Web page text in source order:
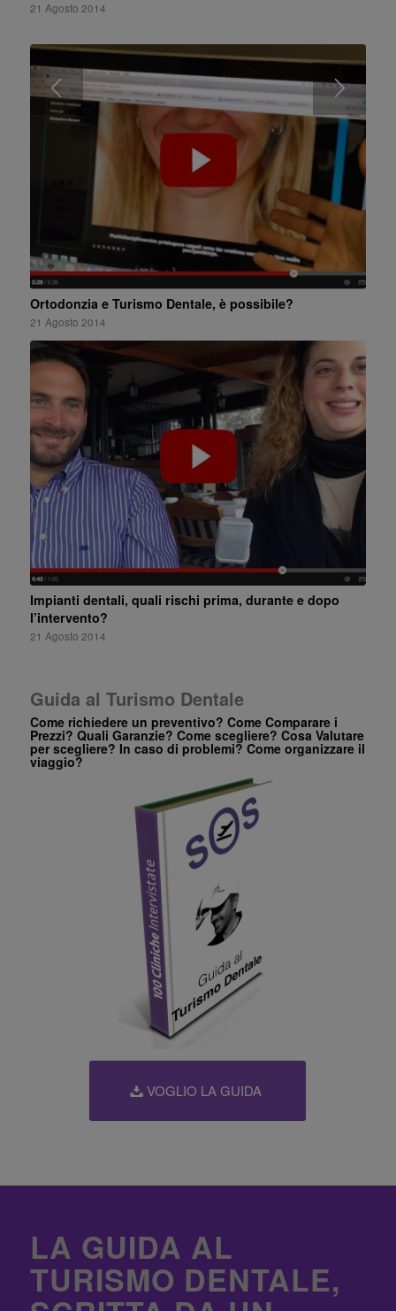
21 Agosto 2014
Ortodonzia e Turismo Dentale, è possibile?
21 Agosto 2014
Impianti dentali, quali rischi prima, durante e dopo
l’intervento?
21 Agosto 2014
Guida al Turismo Dentale
Come richiedere un preventivo? Come Comparare i
Prezzi? Quali Garanzie? Come scegliere? Cosa Valutare
per scegliere? In caso di problemi? Come organizzare il
viaggio?
VOGLIO LA GUIDA
LA GUIDA AL
TURISMO DENTALE,